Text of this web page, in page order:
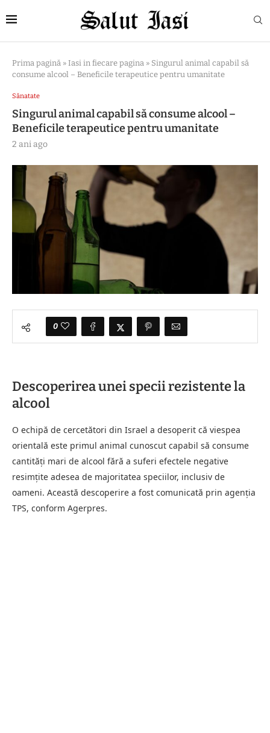
Prima pagină » Iasi in fiecare pagina » Singurul animal capabil să
consume alcool – Beneficile terapeutice pentru umanitate
Sănatate
Singurul animal capabil să consume alcool –
Beneficile terapeutice pentru umanitate
2 ani ago
0
Descoperirea unei specii rezistente la
alcool
O echipă de cercetători din Israel a desoperit că viespea
orientală este primul animal cunoscut capabil să consume
cantități mari de alcool fără a suferi efectele negative
resimțite adesea de majoritatea speciilor, inclusiv de
oameni. Această descoperire a fost comunicată prin agenția
TPS, conform Agerpres.